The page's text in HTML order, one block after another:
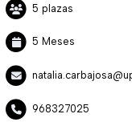
5 plazas
5 Meses
968327025